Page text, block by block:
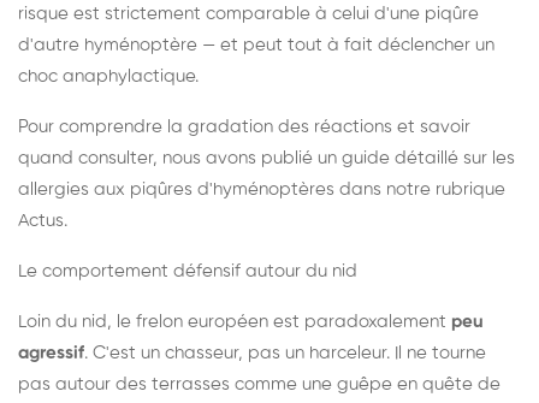
risque est strictement comparable à celui d'une piqûre
d'autre hyménoptère — et peut tout à fait déclencher un
choc anaphylactique.
Pour comprendre la gradation des réactions et savoir
quand consulter, nous avons publié un guide détaillé sur les
allergies aux piqûres d'hyménoptères dans notre rubrique
Actus.
Le comportement défensif autour du nid
Loin du nid, le frelon européen est paradoxalement peu
agressif. C'est un chasseur, pas un harceleur. Il ne tourne
pas autour des terrasses comme une guêpe en quête de